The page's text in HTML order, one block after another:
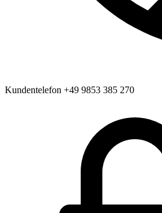
Kundentelefon +49 9853 385 270